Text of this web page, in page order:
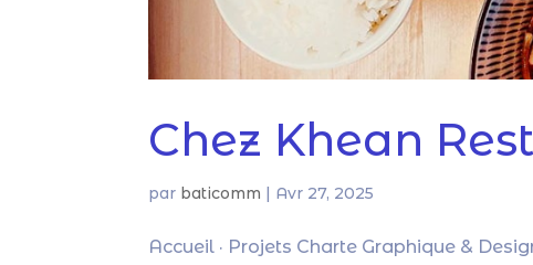
Chez Khean
par baticomm Avr 27, 2025
Accueil · Projets Charte Graphique &